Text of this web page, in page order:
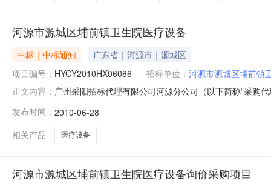
河源市源城区埔前镇卫生院医疗设备
中标｜中标通知
广东省｜河源市｜源城区
项目编号： HYCY2010HX06086 招标单位： 河源市源城区埔前镇
正文内容： 广州采阳招标代理有限公司河源分公司（以下简称“采购
期：1.项目内容：医疗设备2.用途：医疗用3.数量：一批
组成员名
发布时间： 2010-06-28
相关产品：
医疗设备
河源市源城区埔前镇卫生院医疗设备询价采购项目